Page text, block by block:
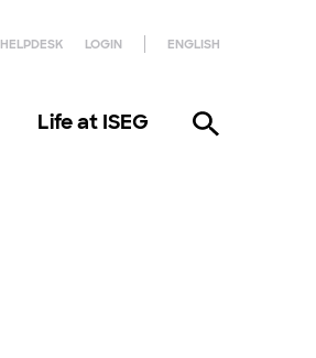
HELPDESK LOGIN ENGLISH
Life at ISEG